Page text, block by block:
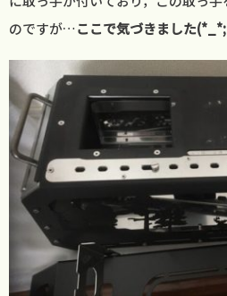
のですが…ここで気づきました(*_*;